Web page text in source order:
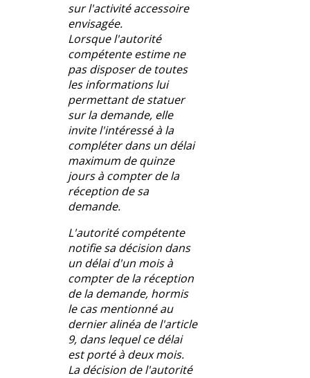
sur l'activité accessoire
envisagée.
Lorsque l'autorité
compétente estime ne
pas disposer de toutes
les informations lui
permettant de statuer
sur la demande, elle
invite l'intéressé à la
compléter dans un délai
maximum de quinze
jours à compter de la
réception de sa
demande.
L'autorité compétente
notifie sa décision dans
un délai d'un mois à
compter de la réception
de la demande, hormis
le cas mentionné au
dernier alinéa de l'article
9, dans lequel ce délai
est porté à deux mois.
La décision de l'autorité